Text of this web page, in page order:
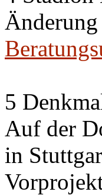
5
Auf der
in